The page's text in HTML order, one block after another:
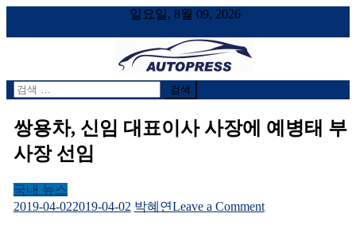
일요일, 8월 09, 2026
AUTOPRESS
오토프레스, 자동차시승기, 자동차, 시승기, 한상기
검
색
어:
쌍용차, 신임 대표이사 사장에 예병태 부
사장 선임
국내 뉴스
2019-04-022019-04-02 박혜연Leave a Commenton